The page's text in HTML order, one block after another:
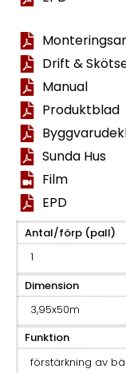
Drift &
Manual
Produktblad
Sunda Hus
Film
EPD
Antal/förp (pall)
1
Dimension
3,95x50m
Funktion
förstärkning av